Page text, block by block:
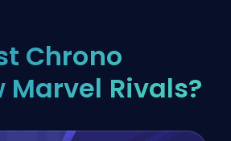
Chrono
Marvel Rivals?